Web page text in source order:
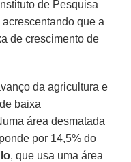
de Pesquisa
acrescentando que a
de crescimento de
da agricultura e
baixa
área desmatada
por 14,5% do
, que usa uma área